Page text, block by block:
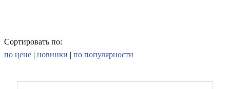
Сортировать по:
по цене | новинки | по популярности